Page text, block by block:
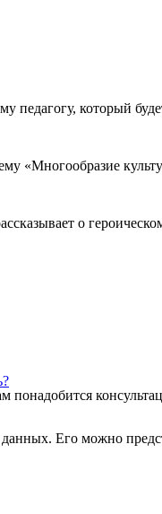
который
«Многообразие
о
понадобится
Его можно